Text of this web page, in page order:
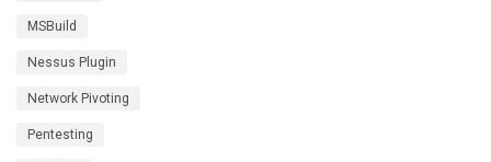
MSBuild
Nessus Plugin
Network Pivoting
Pentesting